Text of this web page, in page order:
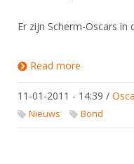
Website
Historie
Organisatie
Commissies
Ereleden
Inschrijven
Reglementen
Materiaal
DBT
SBT
Talentontwikkeling
Voor coaches en leraren
Nationale opleidingen
Nieuws
NK organiseren
Er zijn Scherm-Oscars in
Read more
11-01-2011 - 14:39 /
Nieuws Bond